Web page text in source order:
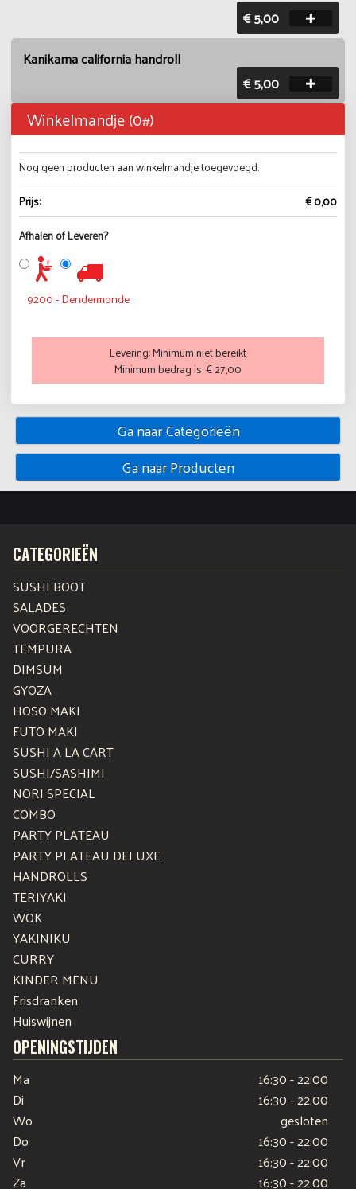
€ 5,00
Kanikama california handroll
€ 5,00
Winkelmandje (0#)
Nog geen producten aan winkelmandje toegevoegd.
Prijs:
€ 0,00
Afhalen of Leveren?
9200 - Dendermonde
Levering:Minimum niet bereikt
Minimum bedrag is:€ 27,00
Ga naar Categorieën
Ga naar Producten
CATEGORIEËN
SUSHI BOOT
SALADES
VOORGERECHTEN
TEMPURA
DIMSUM
GYOZA
HOSO MAKI
FUTO MAKI
SUSHI A LA CART
SUSHI/SASHIMI
NORI SPECIAL
COMBO
PARTY PLATEAU
PARTY PLATEAU DELUXE
HANDROLLS
TERIYAKI
WOK
YAKINIKU
CURRY
KINDER MENU
Frisdranken
Huiswijnen
OPENINGSTIJDEN
Ma
16:30 - 22:00
Di
16:30 - 22:00
Wo
gesloten
Do
16:30 - 22:00
Vr
16:30 - 22:00
Za
16:30 - 22:00